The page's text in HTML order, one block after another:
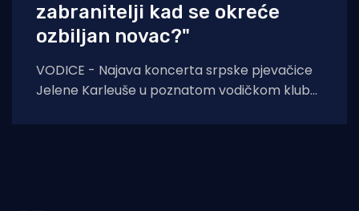
zabranitelji kad se okreće
ozbiljan novac?"
VODICE - Najava koncerta srpske pjevačice
Jelene Karleuše u poznatom vodičkom klubu